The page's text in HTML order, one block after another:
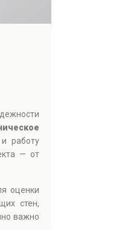
и работу
— от
оценки
стен,
важно